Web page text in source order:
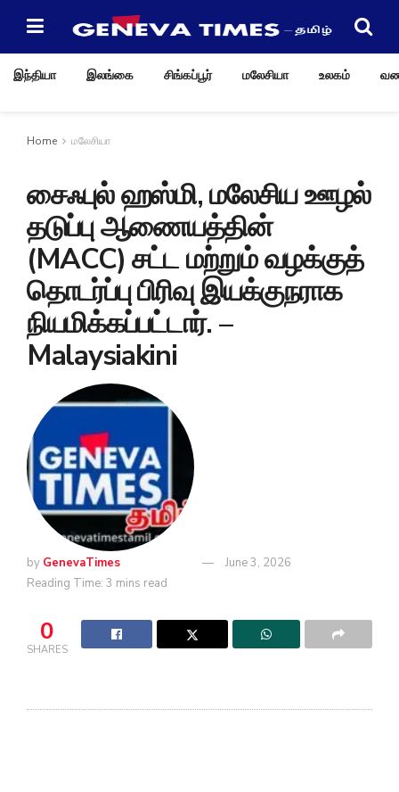
இந்தியா இலங்கை சிங்கப்பூர் மலேசியா உலகம்
Home மலேசியா
சைஃபுல் ஹஸ்மி, மலேசிய ஊழல்
தடுப்பு ஆணையத்தின்
(MACC) சட்ட மற்றும் வழக்குத்
தொடர்ப்பு பிரிவு இயக்குநராக
நியமிக்கப்பட்டார். –
Malaysiakini
by GenevaTimes
June 3, 2026
Reading Time: 3 mins read
0
SHARES